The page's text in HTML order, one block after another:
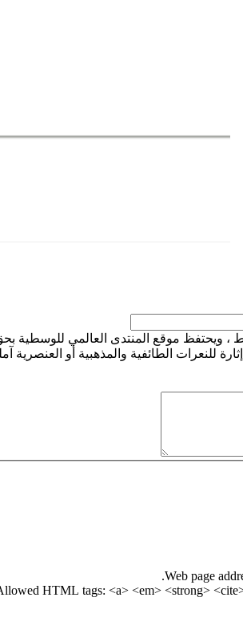
، ويحتفظ موقع المنتدى العالمي
للنعرات الطائفية والمذهبية أو العنصرية
Web page
HTML tags: <a> <em> <strong>